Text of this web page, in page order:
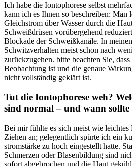
Ich ‌habe die Iontophorese selbst
kann ich es Ihnen so beschreiben: Man
Gleichstrom über Wasser durch die
Schweißdrüsen vorübergehend
Blockade der‍ Schweißkanäle. In
‍Schwitzverhalten meist ‍schon ⁢nach⁣
zurückzugehen. bitte beachten Sie,
Beobachtung ist und die genaue
⁤nicht ⁤vollständig geklärt⁤ ist.
Tut die Iontophorese weh?
sind normal – und⁤ wann ⁢sollte
Bei mir⁢ fühlte es sich meist wie
Ziehen an; gelegentlich spürte ich ein
stromstärke zu hoch ⁣eingestellt hatte.
Schmerzen oder Blasenbildung sind
sofort abgebrochen⁣ und​ die Haut